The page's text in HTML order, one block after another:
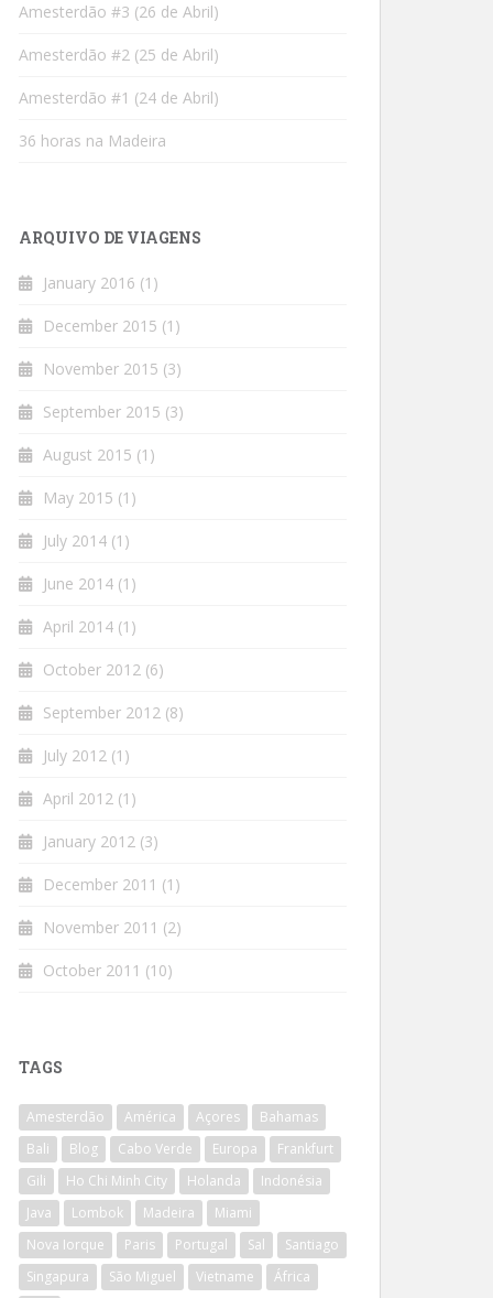
Amesterdão #3 (26 de Abril)
Amesterdão #2 (25 de Abril)
Amesterdão #1 (24 de Abril)
36 horas na Madeira
ARQUIVO DE VIAGENS
January 2016 (1)
December 2015 (1)
November 2015 (3)
September 2015 (3)
August 2015 (1)
May 2015 (1)
July 2014 (1)
June 2014 (1)
April 2014 (1)
October 2012 (6)
September 2012 (8)
July 2012 (1)
April 2012 (1)
January 2012 (3)
December 2011 (1)
November 2011 (2)
October 2011 (10)
TAGS
Amesterdão América Açores
Bahamas
Bali
Blog Cabo Verde Europa
Frankfurt
Gili
Ho Chi Minh City Holanda
Indonésia
Java
Lombok Madeira
Miami
Nova Iorque
Paris Portugal Sal
Santiago
Singapura
São Miguel Vietname África